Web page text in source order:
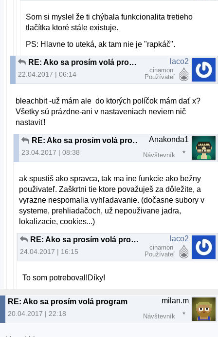
Som si myslel že ti chýbala funkcionalita tretieho
tlačítka ktoré stále existuje.
PS: Hlavne to uteká, ak tam nie je "rapkáč".
RE: Ako sa prosím volá program
22.04.2017 | 06:14
laco2
cinamon
Používateľ
bleachbit -už mám ale do ktorých políčok mám dať x?
Všetky sú prázdne-ani v nastaveniach neviem nič
nastaviť!
RE: Ako sa prosím volá program
23.04.2017 | 08:38
Anakonda1
Návštevník
ak spustiš ako spravca, tak ma ine funkcie ako bežny
použivateľ. Zaškrtni tie ktore považuješ za dôležite, a
vyrazne nespomalia vyhľadavanie. (dočasne subory v
systeme, prehliadačoch, už nepouživane jadra,
lokalizacie, cookies...)
RE: Ako sa prosím volá program
24.04.2017 | 16:15
laco2
cinamon
Používateľ
To som potreboval!Díky!
RE: Ako sa prosím volá program
20.04.2017 | 22:18
milan.m
Návštevník